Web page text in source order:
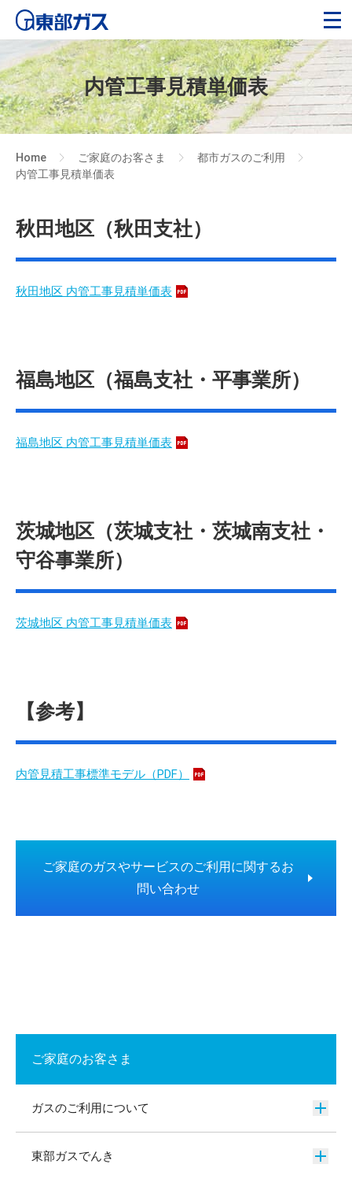
内管工事見積単価表
Home ご家庭のお客さま 都市ガスのご利用
内管工事見積単価表
秋田地区（秋田支社）
秋田地区 内管工事見積単価表
福島地区（福島支社・平事業所）
福島地区 内管工事見積単価表
茨城地区（茨城支社・茨城南支社・
守谷事業所）
茨城地区 内管工事見積単価表
【参考】
内管見積工事標準モデル（PDF）
ご家庭のガスやサービスのご利用に関するお
問い合わせ
ご家庭のお客さま
ガスのご利用について
東部ガスでんき